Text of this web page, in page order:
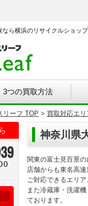
ら横浜のリサイクルショッ
3つの買取方法
リーフ TOP > 買取対応エリ
神奈川県
関東の富士見百景
店舗からも東名高
ご対応できるエリ
また冷蔵庫・洗濯
ております。